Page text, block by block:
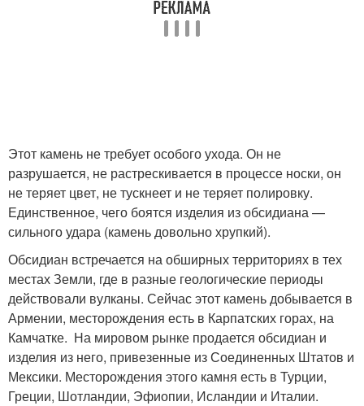
Этот камень не требует особого ухода. Он не
разрушается, не растрескивается в процессе носки, он
не теряет цвет, не тускнеет и не теряет полировку.
Единственное, чего боятся изделия из обсидиана —
сильного удара (камень довольно хрупкий).
Обсидиан встречается на обширных территориях в тех
местах Земли, где в разные геологические периоды
действовали вулканы. Сейчас этот камень добывается в
Армении, месторождения есть в Карпатских горах, на
Камчатке. На мировом рынке продается обсидиан и
изделия из него, привезенные из Соединенных Штатов и
Мексики. Месторождения этого камня есть в Турции,
Греции, Шотландии, Эфиопии, Исландии и Италии.